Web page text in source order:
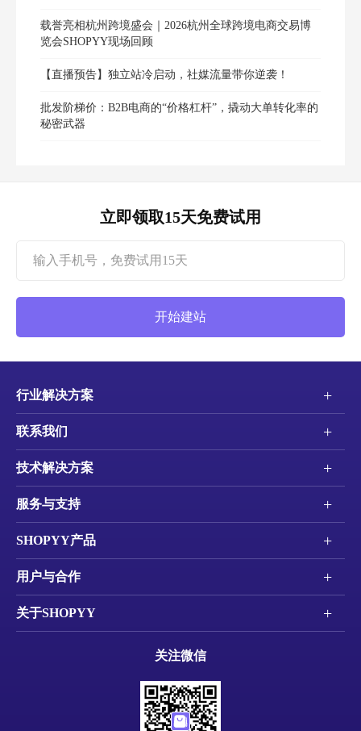
载誉亮相杭州跨境盛会｜2026杭州全球跨境电商交易博
览会SHOPYY现场回顾
【直播预告】独立站冷启动，社媒流量带你逆袭！
批发阶梯价：B2B电商的“价格杠杆”，撬动大单转化率的
秘密武器
立即领取15天免费试用
开始建站
行业解决方案 +
联系我们 +
技术解决方案 +
服务与支持 +
SHOPYY产品 +
用户与合作 +
关于SHOPYY +
关注微信